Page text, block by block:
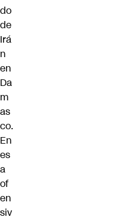
do
de
Irá
n
en
Da
m
as
co.
En
es
a
of
en
siv